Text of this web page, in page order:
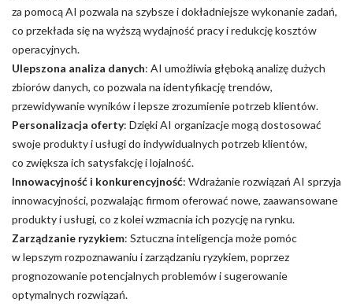
za pomocą AI pozwala na szybsze i dokładniejsze wykonanie zadań,
co przekłada się na wyższą wydajność pracy i redukcję kosztów
operacyjnych.
Ulepszona analiza danych: AI umożliwia głęboką analizę dużych
zbiorów danych, co pozwala na identyfikację trendów,
przewidywanie wyników i lepsze zrozumienie potrzeb klientów.
Personalizacja oferty: Dzięki AI organizacje mogą dostosować
swoje produkty i usługi do indywidualnych potrzeb klientów,
co zwiększa ich satysfakcję i lojalność.
Innowacyjność i konkurencyjność: Wdrażanie rozwiązań AI sprzyja
innowacyjności, pozwalając firmom oferować nowe, zaawansowane
produkty i usługi, co z kolei wzmacnia ich pozycję na rynku.
Zarządzanie ryzykiem: Sztuczna inteligencja może pomóc
w lepszym rozpoznawaniu i zarządzaniu ryzykiem, poprzez
prognozowanie potencjalnych problemów i sugerowanie
optymalnych rozwiązań.